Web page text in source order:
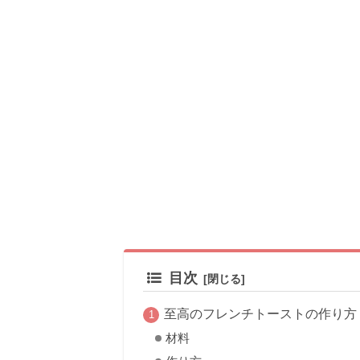
目次
至高のフレンチトーストの作り
材料